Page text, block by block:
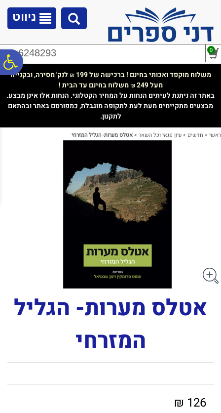
נגישות
ניווט
02-6248293 0
משלוח מוקפד ואכותי בחינם ! ברכישה של 199 ₪ לנק' מסירה, ובקנייה
מעל 249
₪משלוח בחינם עד הבית !
באתר זה ניתנת לעיתים הנחות על המחיר הקטלוגי. הנחות אלו אינן מבצע.
מבצעים מתקיימים מעת לעת לתקופה מוגבלת, כמפורסם באתר ובהתאם
לתקנון.
ראשי > חדשים >עיון פנאי וכל השאר >אטלס מערות- הגליל המזרחי
אטלס מערות- הגליל
המזרחי
126 ₪